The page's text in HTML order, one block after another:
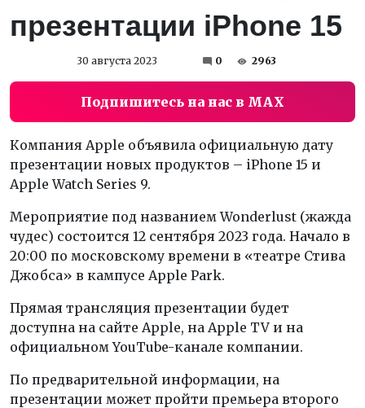
презентации iPhone 15
30 августа 2023 0 2963
Подпишитесь на нас в MAX
Компания Apple объявила официальную дату
презентации новых продуктов – iPhone 15 и
Apple Watch Series 9.
Мероприятие под названием Wonderlust (жажда
чудес) состоится 12 сентября 2023 года. Начало в
20:00 по московскому времени в «театре Стива
Джобса» в кампусе Apple Park.
Прямая трансляция презентации будет
доступна на сайте Apple, на Apple TV и на
официальном YouTube-канале компании.
По предварительной информации, на
презентации может пройти премьера второго